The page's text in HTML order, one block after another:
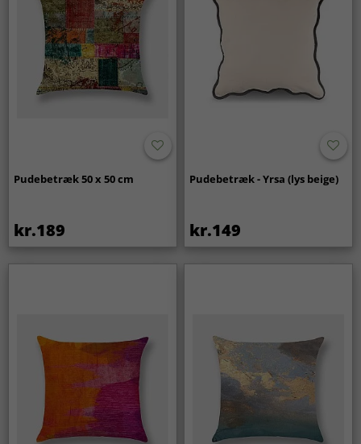
Pudebetræk 50 x 50 cm
kr.189
Pudebetræk - Yrsa (lys beige)
kr.149